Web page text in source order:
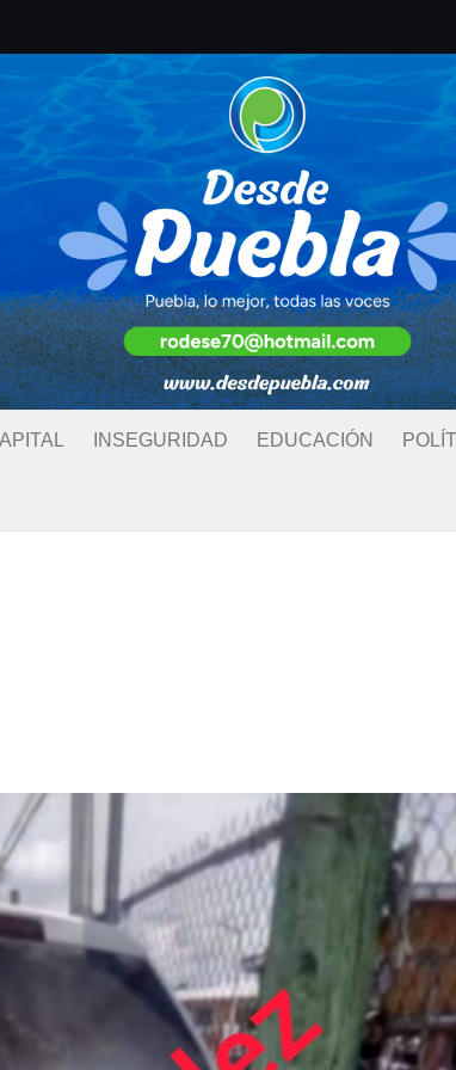
INSEGURIDAD EDUCACIÓN